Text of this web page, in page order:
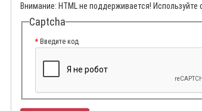
Внимание: HTML не поддерживается! Используйте
Captcha
Введите код